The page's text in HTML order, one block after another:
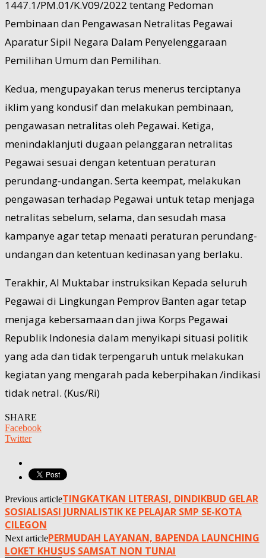
1447.1/PM.01/K.V09/2022 tentang Pedoman
Pembinaan dan Pengawasan Netralitas Pegawai
Aparatur Sipil Negara Dalam Penyelenggaraan
Pemilihan Umum dan Pemilihan.
Kedua, mengupayakan terus menerus terciptanya
iklim yang kondusif dan melakukan pembinaan,
pengawasan netralitas oleh Pegawai. Ketiga,
menindaklanjuti dugaan pelanggaran netralitas
Pegawai sesuai dengan ketentuan peraturan
perundang-undangan. Serta keempat, melakukan
pengawasan terhadap Pegawai untuk tetap menjaga
netralitas sebelum, selama, dan sesudah masa
kampanye agar tetap menaati peraturan perundang-
undangan dan ketentuan kedinasan yang berlaku.
Terakhir, Al Muktabar instruksikan Kepada seluruh
Pegawai di Lingkungan Pemprov Banten agar tetap
menjaga kebersamaan dan jiwa Korps Pegawai
Republik Indonesia dalam menyikapi situasi politik
yang ada dan tidak terpengaruh untuk melakukan
kegiatan yang mengarah pada keberpihakan /indikasi
tidak netral. (Kus/Ri)
SHARE
Facebook
Twitter
Previous articleTINGKATKAN LITERASI, DINDIKBUD GELAR
SOSIALISASI JURNALISTIK KE PELAJAR SMP SE-KOTA
CILEGON
Next articlePERMUDAH LAYANAN, BAPENDA LAUNCHING
LOKET KHUSUS SAMSAT NON TUNAI